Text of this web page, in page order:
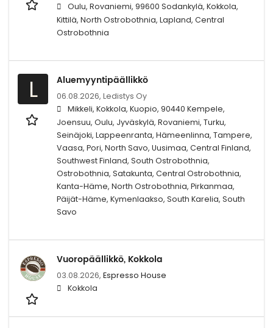
Oulu, Rovaniemi, 99600 Sodankylä, Kokkola,
Kittilä, North Ostrobothnia, Lapland, Central
Ostrobothnia
L Aluemyyntipäällikkö
06.08.2026, Ledistys Oy
Mikkeli, Kokkola, Kuopio, 90440 Kempele,
Joensuu, Oulu, Jyväskylä, Rovaniemi, Turku,
Seinäjoki, Lappeenranta, Hämeenlinna, Tampere,
Vaasa, Pori, North Savo, Uusimaa, Central Finland,
Southwest Finland, South Ostrobothnia,
Ostrobothnia, Satakunta, Central Ostrobothnia,
Kanta-Häme, North Ostrobothnia, Pirkanmaa,
Päijät-Häme, Kymenlaakso, South Karelia, South
Savo
Vuoropäällikkö, Kokkola
03.08.2026, Espresso House
Kokkola